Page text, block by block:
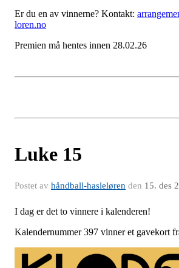
Er du en av vinnerne? Kontakt:
loren.no
Premien må hentes innen 28.02.26
Luke 15
Postet av håndball-hasleløren den 15. des
I dag er det to vinnere i kalenderen!
Kalendernummer 397 vinner et gavekort